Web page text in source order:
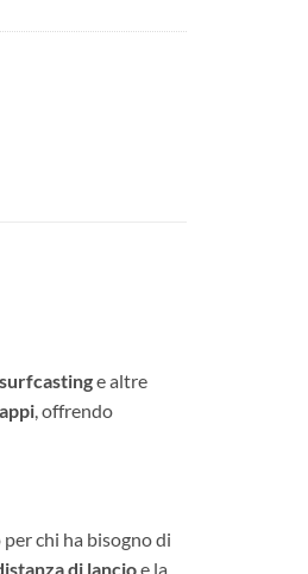
surfcastinge altre
, offrendo
chi ha bisogno di
di lancioe la